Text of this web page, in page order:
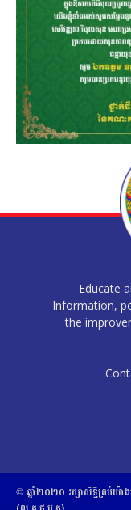
Educate
Information,
the
© ឆ្នាំ២០២០​ ​រក្សាសិទ្ធិ​គ្រប់យ៉ាង​